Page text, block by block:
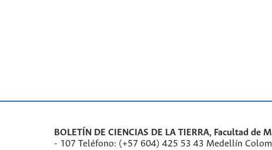
BOLETÍN DE CIENCIAS DE LA TIERRA, Facultad
- 107 Teléfono: (+57 604) 425 53 43 Medellín